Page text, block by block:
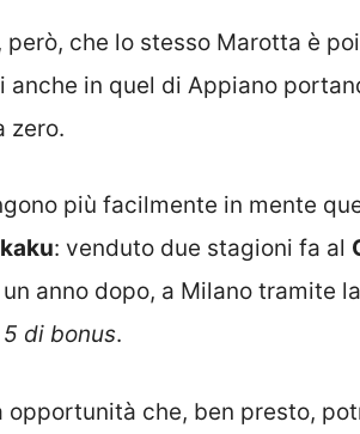
però, che lo stesso Marotta è
anche in quel di Appiano
zero.
più facilmente in mente
: venduto due stagioni fa al
anno dopo, a Milano tramite
di bonus.
opportunità che, ben presto,